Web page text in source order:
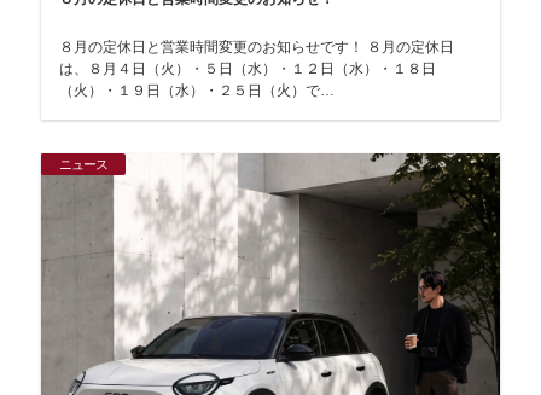
８月の定休日と営業時間変更のお知らせです！ ８月の定休日
は、８月４日（火）・５日（水）・１２日（水）・１８日
（火）・１９日（水）・２５日（火）で…
ニュース